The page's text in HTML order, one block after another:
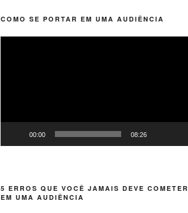
COMO SE PORTAR EM UMA AUDIÊNCIA
00:00 08:26
5 ERROS QUE VOCÊ JAMAIS DEVE COMETER
EM UMA AUDIÊNCIA